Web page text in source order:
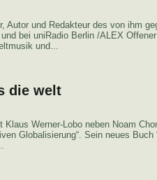
Autor und Redakteur des von ihm
bei uniRadio Berlin /ALEX
und...
die welt
Klaus Werner-Lobo neben Noam
Globalisierung“. Sein neues Buch